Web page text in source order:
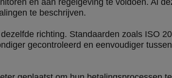
en aan regelgeving te voldoen. Al
te beschrijven.
richting. Standaarden zoals ISO
gecontroleerd en eenvoudiger